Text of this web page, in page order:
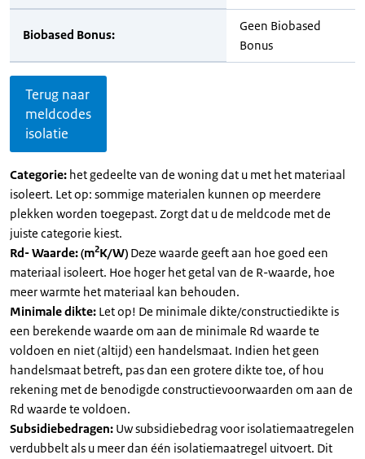
Biobased Bonus:
Geen Biobased
Bonus
Terug naar
meldcodes
isolatie
Categorie: het gedeelte van de woning dat u met het materiaal
isoleert. Let op: sommige materialen kunnen op meerdere
plekken worden toegepast. Zorgt dat u de meldcode met de
juiste categorie kiest.
Rd- Waarde: (m2K/W) Deze waarde geeft aan hoe goed een
materiaal isoleert. Hoe hoger het getal van de R-waarde, hoe
meer warmte het materiaal kan behouden.
Minimale dikte: Let op! De minimale dikte/constructiedikte is
een berekende waarde om aan de minimale Rd waarde te
voldoen en niet (altijd) een handelsmaat. Indien het geen
handelsmaat betreft, pas dan een grotere dikte toe, of hou
rekening met de benodigde constructievoorwaarden om aan de
Rd waarde te voldoen.
Subsidiebedragen: Uw subsidiebedrag voor isolatiemaatregelen
verdubbelt als u meer dan één isolatiemaatregel uitvoert. Dit